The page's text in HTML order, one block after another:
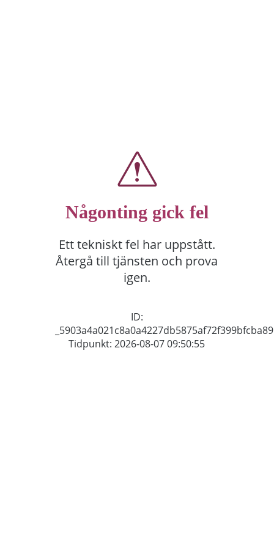
Någonting gick fel
Ett tekniskt fel har uppstått.
Återgå till tjänsten och prova
igen.
ID:
_5903a4a021c8a0a4227db5875af72f399bfcba89
Tidpunkt: 2026-08-07 09:50:55